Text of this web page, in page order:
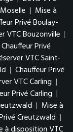
| Mise à
Privé Boulay-
VTC Bouzonville |
Chauffeur Privé
VTC Saint-
| Chauffeur Privé
VTC Carling |
Privé Carling |
| Mise à
Creutzwald |